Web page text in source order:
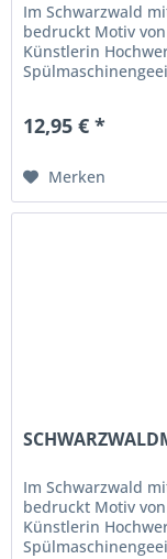
Im Schwarzwald
bedruckt Motiv
Künstlerin
12,95 € *
Merken
Im Schwarzwald
bedruckt Motiv
Künstlerin